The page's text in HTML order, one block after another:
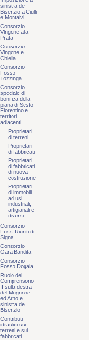
sinistra del
Bisenzio a Ciulli
e Montalvi
Consorzio
Vingone alla
Prata
Consorzio
Vingone e
Chiella
Consorzio
Fosso
Tozzinga
Consorzio
speciale di
bonifica della
piana di Sesto
Fiorentino e
territori
adiacenti
Proprietari
di terreni
Proprietari
di fabbricati
Proprietari
di fabbricati
di nuova
costruzione
Proprietari
di immobili
ad usi
industriali,
artigianali e
diversi
Consorzio
Fossi Riuniti di
Signa
Consorzio
Gara Bandita
Consorzio
Fosso Dogaia
Ruolo del
Comprensorio
II sulla destra
del Mugnone
ed Arno e
sinistra del
Bisenzio
Contributi
idraulici sui
terreni e sui
fabbricati